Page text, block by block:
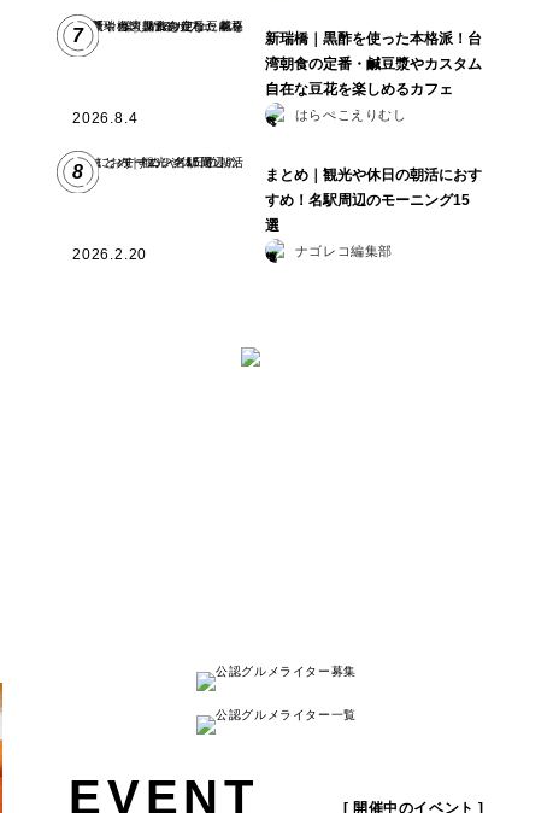
7
2026.8.4
新瑞橋｜黒酢を使った本格派！台
湾朝食の定番・鹹豆漿やカスタム
自在な豆花を楽しめるカフェ
はらぺこえりむし
8
2026.2.20
まとめ｜観光や休日の朝活におす
すめ！名駅周辺のモーニング15
選
ナゴレコ編集部
EVENT [ 開催中のイベント ]